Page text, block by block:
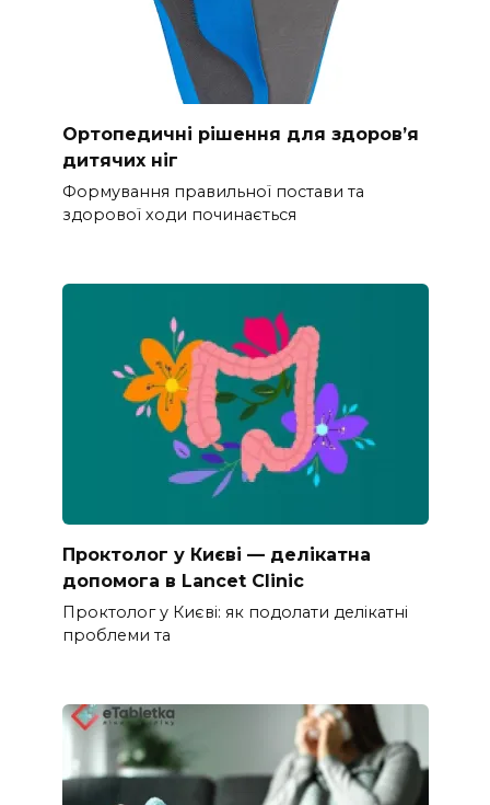
Ортопедичні рішення для здоров’я
дитячих ніг
Формування правильної постави та
здорової ходи починається
Проктолог у Києві — делікатна
допомога в Lancet Clinic
Проктолог у Києві: як подолати делікатні
проблеми та